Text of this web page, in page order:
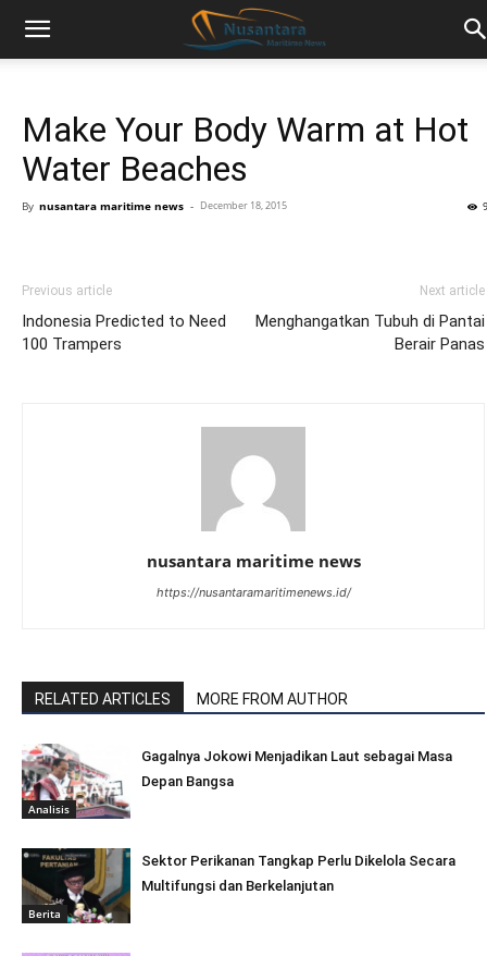
Make Your Body Warm at Hot
Water Beaches
By nusantara maritime news - December 18, 2015
Previous article
Indonesia Predicted to Need
100 Trampers
Next article
Menghangatkan Tubuh di Pantai
Berair Panas
nusantara maritime news
https://nusantaramaritimenews.id/
RELATED ARTICLES MORE FROM AUTHOR
Analisis
Gagalnya Jokowi Menjadikan Laut sebagai Masa
Depan Bangsa
Berita
Sektor Perikanan Tangkap Perlu Dikelola Secara
Multifungsi dan Berkelanjutan